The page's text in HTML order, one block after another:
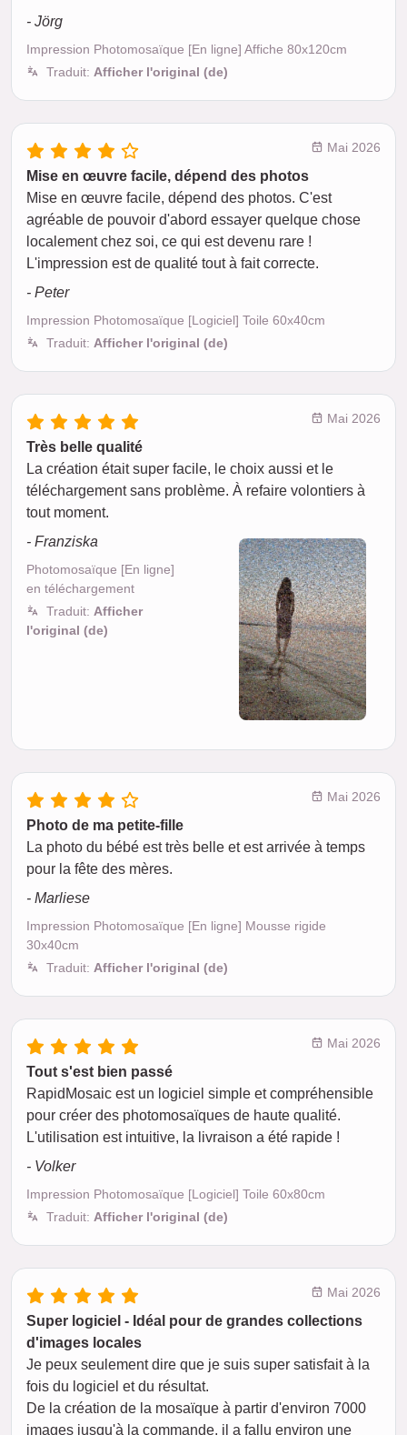
- Jörg
Impression Photomosaïque [En ligne] Affiche 80x120cm
Traduit: Afficher l'original (de)
Mai 2026
Mise en œuvre facile, dépend des photos
Mise en œuvre facile, dépend des photos. C'est
agréable de pouvoir d'abord essayer quelque chose
localement chez soi, ce qui est devenu rare !
L'impression est de qualité tout à fait correcte.
- Peter
Impression Photomosaïque [Logiciel] Toile 60x40cm
Traduit: Afficher l'original (de)
Mai 2026
Très belle qualité
La création était super facile, le choix aussi et le
téléchargement sans problème. À refaire volontiers à
tout moment.
- Franziska
Photomosaïque [En ligne]
en téléchargement
Traduit: Afficher
l'original (de)
Mai 2026
Photo de ma petite-fille
La photo du bébé est très belle et est arrivée à temps
pour la fête des mères.
- Marliese
Impression Photomosaïque [En ligne] Mousse rigide
30x40cm
Traduit: Afficher l'original (de)
Mai 2026
Tout s'est bien passé
RapidMosaic est un logiciel simple et compréhensible
pour créer des photomosaïques de haute qualité.
L'utilisation est intuitive, la livraison a été rapide !
- Volker
Impression Photomosaïque [Logiciel] Toile 60x80cm
Traduit: Afficher l'original (de)
Mai 2026
Super logiciel - Idéal pour de grandes collections
d'images locales
Je peux seulement dire que je suis super satisfait à la
fois du logiciel et du résultat.
De la création de la mosaïque à partir d'environ 7000
images jusqu'à la commande, il a fallu environ une